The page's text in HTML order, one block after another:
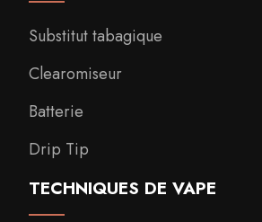
Substitut tabagique
Clearomiseur
Batterie
Drip Tip
TECHNIQUES DE VAPE